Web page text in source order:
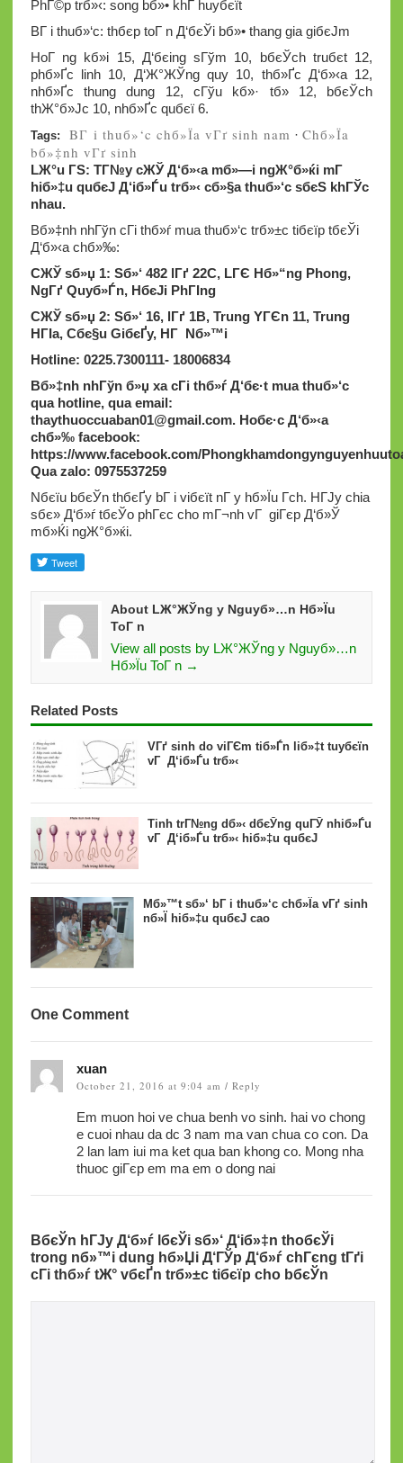
PhГ©p trб»‹: song bб»• khГ­ huyбєїt
BГ i thuб»‘c: thбє­p toГ n Д‘бєЎi bб»• thang gia giбєЈm
HoГ ng kб»і 15, Д‘бєіng sГўm 10, bбєЎch truбє­t 12,
phб»Ґc linh 10, Д‘Ж°ЖЎng quy 10, thб»Ґc Д‘б»‹a 12,
nhб»Ґc thung dung 12, cГўu kб»· tб»­ 12, bбєЎch
thЖ°б»Јc 10, nhб»Ґc quбєї 6.
Tags: BГ i thuб»‘c chб»Їa vГґ sinh nam · Chб»Їa
bб»‡nh vГґ sinh
LЖ°u ГЅ: TГ№y cЖЎ Д‘б»‹a mб»—i ngЖ°б»ќi mГ
hiб»‡u quбєЈ Д‘iб»Ѓu trб»‹ cб»§a thuб»‘c sбєЅ khГЎc
nhau.
Bб»‡nh nhГўn cГі thб»ѓ mua thuб»‘c trб»±c tiбєїp tбєЎi
Д‘б»‹a chб»‰:
CЖЎ sб»џ 1: Sб»‘ 482 lГґ 22C, LГЄ Hб»“ng Phong,
NgГґ Quyб»Ѓn, HбєЈi PhГІng
CЖЎ sб»џ 2: Sб»‘ 16, lГґ 1B, Trung YГЄn 11, Trung
HГІa, Cбє§u GiбєҐy, HГ Nб»™i
Hotline: 0225.7300111- 18006834
Bб»‡nh nhГўn б»џ xa cГі thб»ѓ Д‘бє·t mua thuб»‘c
qua hotline, qua email:
thaythuoccuaban01@gmail.com. Hoбє·c Д‘б»‹a
chб»‰ facebook:
https://www.facebook.com/
Qua zalo: 0975537259
Nбєїu bбєЎn thбєҐy bГ i viбєїt nГ y hб»Їu Г­ch. HГЈy chia
sбє» Д‘б»ѓ tбєЎo phГєc cho mГ¬nh vГ giГєp Д‘б»Ў
mб»Ќi ngЖ°б»ќi.
About LЖ°ЖЎng y Nguyб»…n Hб»Їu
ToГ n
View all posts by LЖ°ЖЎng y Nguyб»…n
Hб»Їu ToГ n →
Related Posts
VГґ sinh do viГЄm tiб»Ѓn liб»‡t tuyбєїn
vГ Д‘iб»Ѓu trб»‹
Tinh trГ№ng dб»‹ dбєЎng quГЎ nhiб»Ѓu
vГ Д‘iб»Ѓu trб»‹ hiб»‡u quбєЈ
Mб»™t sб»‘ bГ i thuб»‘c chб»Їa vГґ sinh
nб»Ї hiб»‡u quбєЈ cao
One Comment
xuan
October 21, 2016 at 9:04 am / Reply
Em muon hoi ve chua benh vo sinh. hai vo chong
e cuoi nhau da dc 3 nam ma van chua co con. Da
2 lan lam iui ma ket qua ban khong co. Mong nha
thuoc giГєp em ma em o dong nai
BбєЎn hГЈy Д‘б»ѓ lбєЎi sб»‘ Д‘iб»‡n thoбєЎi
trong nб»™i dung hб»Џi Д‘ГЎp Д‘б»ѓ chГєng tГґi
cГі thб»ѓ tЖ° vбєҐn trб»±c tiбєїp cho bбєЎn